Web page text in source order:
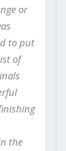
or
to put
of
the